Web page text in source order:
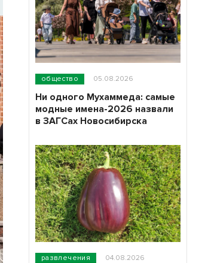
общество 05.08.2026
Ни одного Мухаммеда: самые
модные имена-2026 назвали
в ЗАГСах Новосибирска
развлечения 04.08.2026